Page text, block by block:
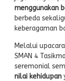
menggunakan
berbeda
keberagaman
Melalui
SMAN 4
seremonial
nilai kehidupan